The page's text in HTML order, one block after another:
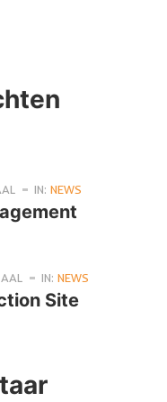
IN: NEWS
IN: NEWS
Site